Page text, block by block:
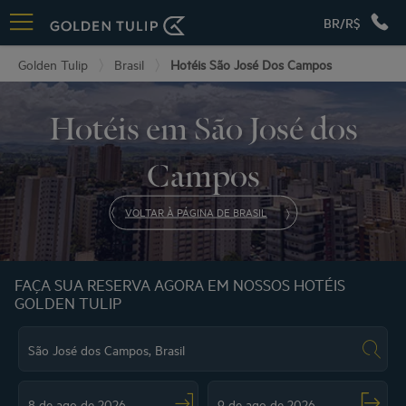
BR/R$
Golden Tulip Brasil Hotéis São José Dos Campos
Hotéis em São José dos
Campos
VOLTAR À PÁGINA DE BRASIL
FAÇA SUA RESERVA AGORA EM NOSSOS HOTÉIS
GOLDEN TULIP